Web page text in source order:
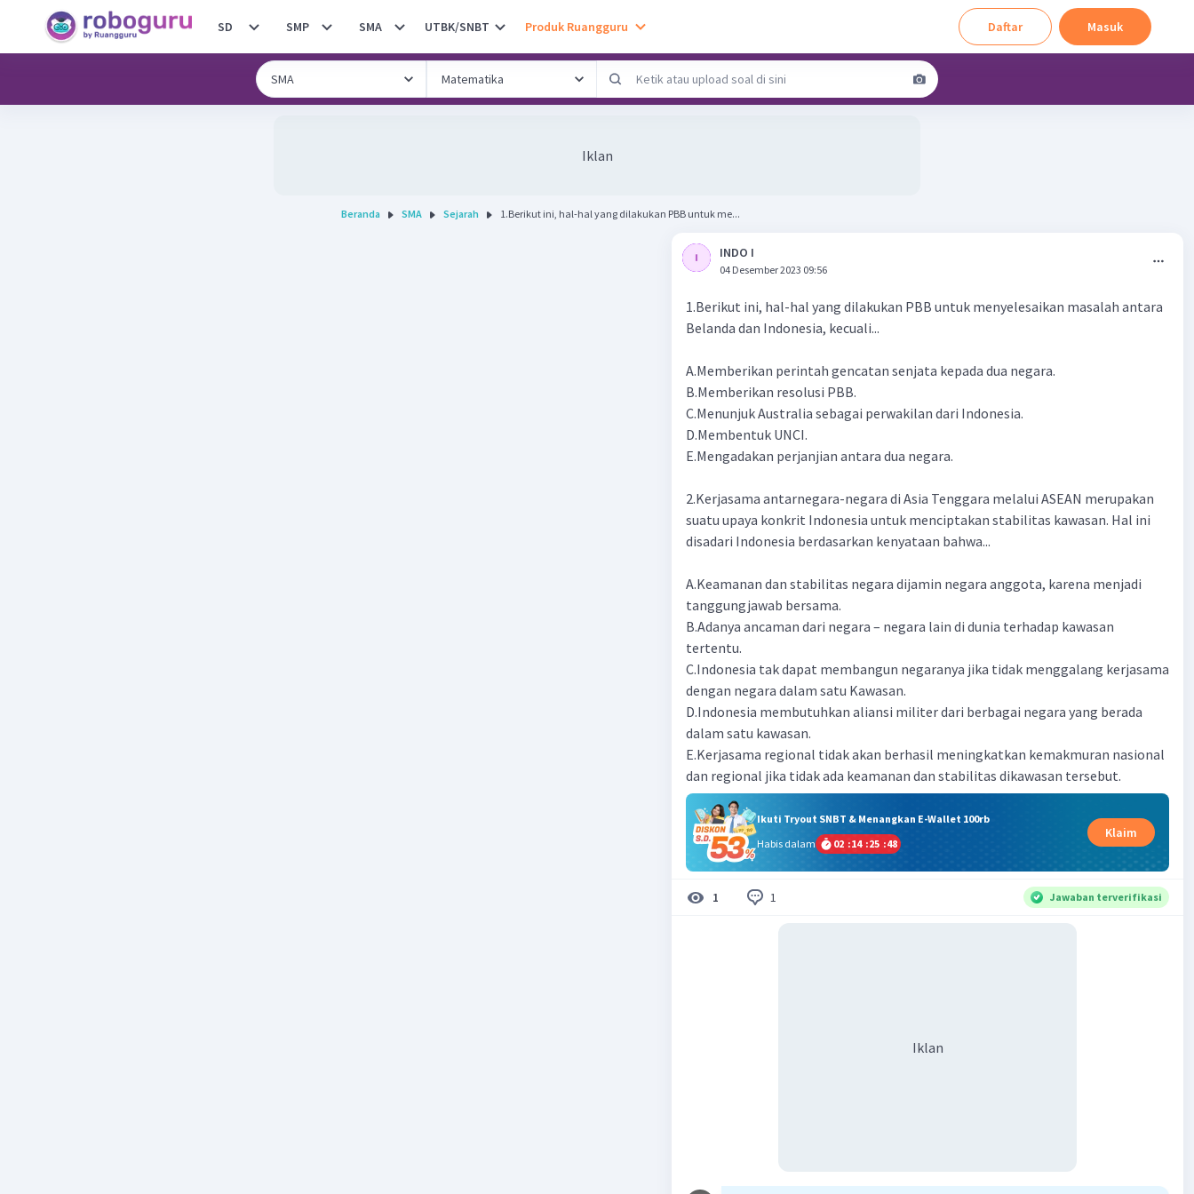
SD SMP SMA UTBK/SNBT Produk Ruangguru Daftar Masuk
Iklan
Beranda SMA Sejarah 1.Berikut ini, hal-hal yang dilakukan PBB untuk me...
INDO I
04 Desember 2023 09:56
1.Berikut ini, hal-hal yang dilakukan PBB untuk menyelesaikan masalah antara
Belanda dan Indonesia, kecuali...
A.Memberikan perintah gencatan senjata kepada dua negara.
B.Memberikan resolusi PBB.
C.Menunjuk Australia sebagai perwakilan dari Indonesia.
D.Membentuk UNCI.
E.Mengadakan perjanjian antara dua negara.
2.Kerjasama antarnegara-negara di Asia Tenggara melalui ASEAN merupakan
suatu upaya konkrit Indonesia untuk menciptakan stabilitas kawasan. Hal ini
disadari Indonesia berdasarkan kenyataan bahwa...
A.Keamanan dan stabilitas negara dijamin negara anggota, karena menjadi
tanggungjawab bersama.
B.Adanya ancaman dari negara – negara lain di dunia terhadap kawasan
tertentu.
C.Indonesia tak dapat membangun negaranya jika tidak menggalang kerjasama
dengan negara dalam satu Kawasan.
D.Indonesia membutuhkan aliansi militer dari berbagai negara yang berada
dalam satu kawasan.
E.Kerjasama regional tidak akan berhasil meningkatkan kemakmuran nasional
Ikuti Tryout SNBT & Menangkan E-Wallet 100rb
Habis dalam
02 :14 :25 :48
Klaim
1 1 Jawaban terverifikasi
Iklan